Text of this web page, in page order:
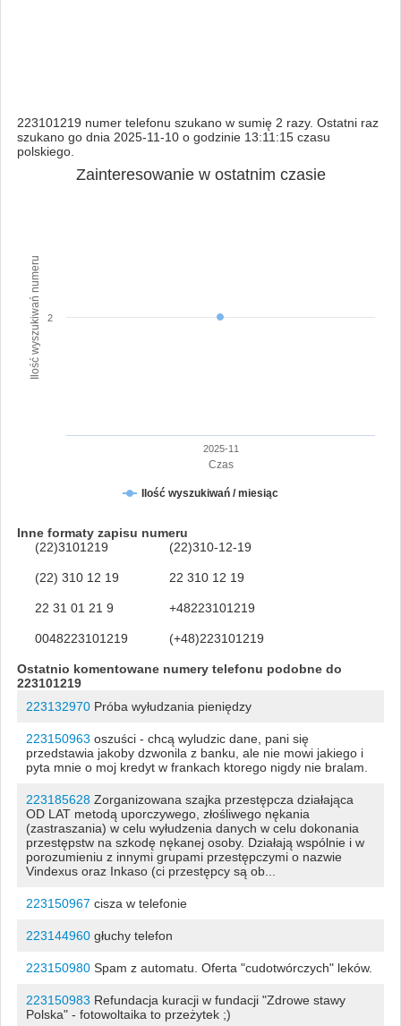
223101219 numer telefonu szukano w sumię 2 razy. Ostatni raz
szukano go dnia 2025-11-10 o godzinie 13:11:15 czasu
polskiego.
Czas
Ilość wyszukiwań numeru
Zainteresowanie w ostatnim czasie
Ilość wyszukiwań / miesiąc
2025-11
2
Inne formaty zapisu numeru
(22)3101219
(22)310-12-19
(22) 310 12 19 22 310 12 19
22 31 01 21 9 +48223101219
0048223101219 (+48)223101219
Ostatnio komentowane numery telefonu podobne do
223101219
223132970Próba wyłudzania pieniędzy
223150963 oszuści - chcą wyludzic dane, pani się
przedstawia jakoby dzwonila z banku, ale nie mowi jakiego i
pyta mnie o moj kredyt w frankach ktorego nigdy nie bralam.
223185628Zorganizowana szajka przestępcza działająca
OD LAT metodą uporczywego, złośliwego nękania
(zastraszania) w celu wyłudzenia danych w celu dokonania
przestępstw na szkodę nękanej osoby. Działają wspólnie i w
porozumieniu z innymi grupami przestępczymi o nazwie
Vindexus oraz Inkaso (ci przestępcy są ob...
223150967 cisza w telefonie
223144960głuchy telefon
223150980Spam z automatu. Oferta "cudotwórczych" leków.
223150983 Refundacja kuracji w fundacji "Zdrowe stawy
Polska" - fotowoltaika to przeżytek ;)